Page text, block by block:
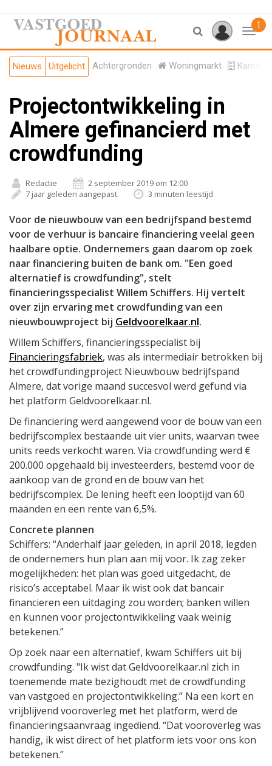
1
Nieuws Uitgelicht Achtergronden Woningmarkt
Projectontwikkeling in
Almere gefinancierd met
crowdfunding
Redactie
2 september 2019 om 12:00
7 jaar geleden aangepast
3 minuten leestijd
Voor de nieuwbouw van een bedrijfspand bestemd
voor de verhuur is bancaire financiering veelal geen
haalbare optie. Ondernemers gaan daarom op zoek
naar financiering buiten de bank om. "Een goed
alternatief is crowdfunding", stelt
financieringsspecialist Willem Schiffers. Hij vertelt
over zijn ervaring met crowdfunding van een
nieuwbouwproject bij Geldvoorelkaar.nl.
Willem Schiffers, financieringsspecialist bij
Financieringsfabriek, was als intermediair betrokken bij
het crowdfundingproject Nieuwbouw bedrijfspand
Almere, dat vorige maand succesvol werd gefund via
het platform Geldvoorelkaar.nl.
De financiering werd aangewend voor de bouw van een
bedrijfscomplex bestaande uit vier units, waarvan twee
units reeds verkocht waren. Via crowdfunding werd €
200.000 opgehaald bij investeerders, bestemd voor de
aankoop van de grond en de bouw van het
bedrijfscomplex. De lening heeft een looptijd van 60
maanden en een rente van 6,5%.
Concrete plannen
Schiffers: “Anderhalf jaar geleden, in april 2018, legden
de ondernemers hun plan aan mij voor. Ik zag zeker
mogelijkheden: het plan was goed uitgedacht, de
risico’s acceptabel. Maar ik wist ook dat bancair
financieren een uitdaging zou worden; banken willen
en kunnen voor projectontwikkeling vaak weinig
betekenen.”
Op zoek naar een alternatief, kwam Schiffers uit bij
crowdfunding. "Ik wist dat Geldvoorelkaar.nl zich in
toenemende mate bezighoudt met de crowdfunding
van vastgoed en projectontwikkeling.” Na een kort en
vrijblijvend vooroverleg met het platform, werd de
financieringsaanvraag ingediend. “Dat vooroverleg was
handig, ik wist direct of het platform iets voor ons kon
betekenen.”